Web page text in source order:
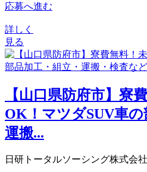
応募へ進む
詳しく
見る
【山口県防府市】寮
OK！マツダSUV車の
運搬...
日研トータルソーシング株式会社